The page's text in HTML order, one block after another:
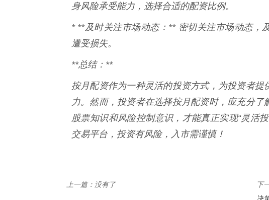
身风险承受能力，选择合适的配资比例。
* **及时关注市场动态：** 密切关注市场动态，
遭受损失。
**总结：**
按月配资作为一种灵活的投资方式，为投资者
力。然而，投资者在选择按月配资时，应充分
股票知识和风险控制意识，才能真正实现“灵活
交易平台，投资有风险，入市需谨慎！
上一篇：没有了 下